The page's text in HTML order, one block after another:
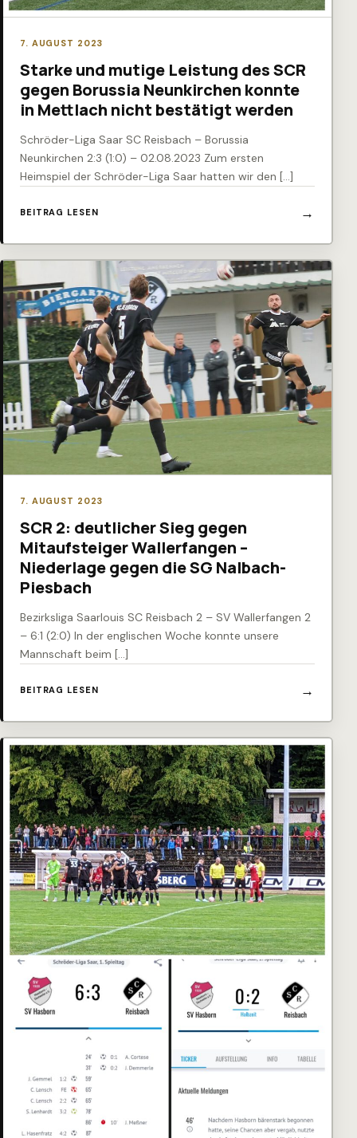
7. AUGUST 2023
Starke und mutige Leistung des SCR
gegen Borussia Neunkirchen konnte
in Mettlach nicht bestätigt werden
Schröder-Liga Saar SC Reisbach – Borussia
Neunkirchen 2:3 (1:0) – 02.08.2023 Zum ersten
Heimspiel der Schröder-Liga Saar hatten wir den […]
BEITRAG LESEN
7. AUGUST 2023
SCR 2: deutlicher Sieg gegen
Mitaufsteiger Wallerfangen –
Niederlage gegen die SG Nalbach-
Piesbach
Bezirksliga Saarlouis SC Reisbach 2 – SV Wallerfangen 2
– 6:1 (2:0) In der englischen Woche konnte unsere
Mannschaft beim […]
BEITRAG LESEN